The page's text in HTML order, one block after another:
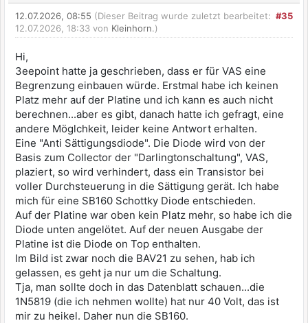
#35
12.07.2026, 08:55 (Dieser Beitrag wurde zuletzt bearbeitet:
12.07.2026, 18:33 von Kleinhorn.)
Hi,
3eepoint hatte ja geschrieben, dass er für VAS eine
Begrenzung einbauen würde. Erstmal habe ich keinen
Platz mehr auf der Platine und ich kann es auch nicht
berechnen...aber es gibt, danach hatte ich gefragt, eine
andere Möglchkeit, leider keine Antwort erhalten.
Eine "Anti Sättigungsdiode". Die Diode wird von der
Basis zum Collector der "Darlingtonschaltung", VAS,
plaziert, so wird verhindert, dass ein Transistor bei
voller Durchsteuerung in die Sättigung gerät. Ich habe
mich für eine SB160 Schottky Diode entschieden.
Auf der Platine war oben kein Platz mehr, so habe ich die
Diode unten angelötet. Auf der neuen Ausgabe der
Platine ist die Diode on Top enthalten.
Im Bild ist zwar noch die BAV21 zu sehen, hab ich
gelassen, es geht ja nur um die Schaltung.
Tja, man sollte doch in das Datenblatt schauen...die
1N5819 (die ich nehmen wollte) hat nur 40 Volt, das ist
mir zu heikel. Daher nun die SB160.